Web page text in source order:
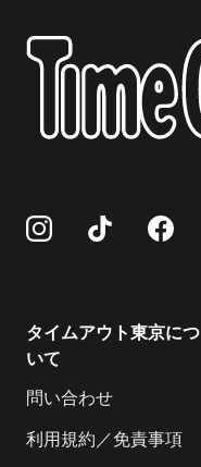
タイムアウト東京につ
いて
問い合わせ
利用規約／免責事項